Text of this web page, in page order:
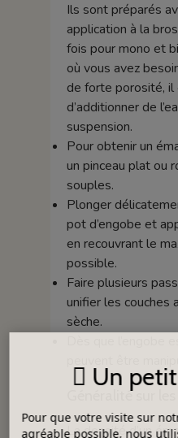
Ils sont préparés
application à la
fois pour mono et
où vous avez
de forte porosité, il
d’additionner de
suspension.
Pour obtenir un
un pinceau plat ou
souples.
Plonger
pot d’engobe et
en recouvrant le
possible.
Faire plusieurs
unifier les couches
sèche.
Généralité sur les
La densité d’un
Un
Pour que votre visite sur
agréable possible, nous